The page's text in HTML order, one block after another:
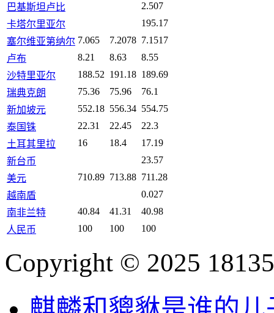
巴基斯坦卢比
2.507
卡塔尔里亚尔
195.17
塞尔维亚第纳尔 7.065 7.2078 7.1517
卢布
8.21 8.63
8.55
沙特里亚尔
188.52 191.18 189.69
瑞典克朗
75.36 75.96
76.1
新加坡元
552.18 556.34 554.75
泰国铢
22.31 22.45
22.3
土耳其里拉
16 18.4
17.19
新台币
23.57
美元
710.89 713.88 711.28
越南盾
0.027
南非兰特
40.84 41.31
40.98
人民币
100 100 100
Copyright © 2025